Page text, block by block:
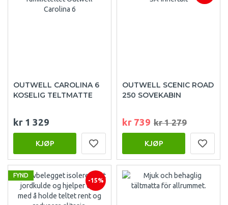
OUTWELL CAROLINA 6
KOSELIG TELTMATTE
kr 1 329
KJØP
OUTWELL SCENIC ROAD
250 SOVEKABIN
kr 739 kr 1 279
KJØP
FYND
-15%